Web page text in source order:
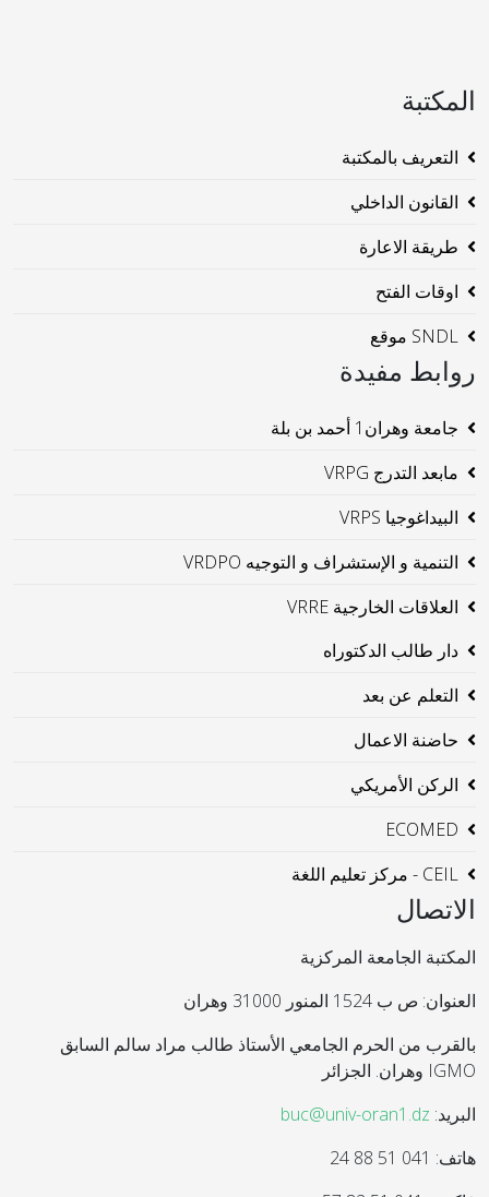
المكتبة
التعريف بالمكتبة
القانون الداخلي
طريقة الاعارة
اوقات الفتح
SNDL موقع
روابط مفيدة
جامعة وهران1 أحمد بن بلة
مابعد التدرج VRPG
البيداغوجيا VRPS
التنمية و الإستشراف و التوجيه VRDPO
العلاقات الخارجية VRRE
دار طالب الدكتوراه
التعلم عن بعد
حاضنة الاعمال
الركن الأمريكي
ECOMED
CEIL - مركز تعليم اللغة
الاتصال
المكتبة الجامعة المركزية
العنوان: ص ب 1524 المنور 31000 وهران
بالقرب من الحرم الجامعي الأستاذ طالب مراد سالم السابق
IGMO وهران. الجزائر
البريد: buc@univ-oran1.dz
هاتف: 041 51 88 24